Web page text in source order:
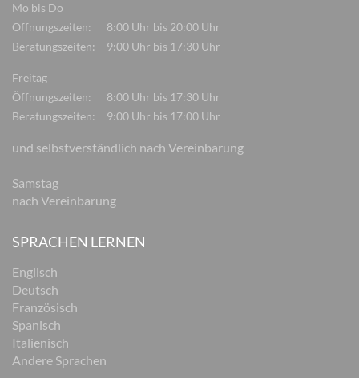
Mo bis Do
Öffnungszeiten:
8:00 Uhr bis 20:00 Uhr
Beratungszeiten:
9:00 Uhr bis 17:30 Uhr
Freitag
Öffnungszeiten:
8:00 Uhr bis 17:30 Uhr
Beratungszeiten:
9:00 Uhr bis 17:00 Uhr
und selbstverständlich nach Vereinbarung
Samstag
nach Vereinbarung
SPRACHEN LERNEN
Englisch
Deutsch
Französisch
Spanisch
Italienisch
Andere Sprachen